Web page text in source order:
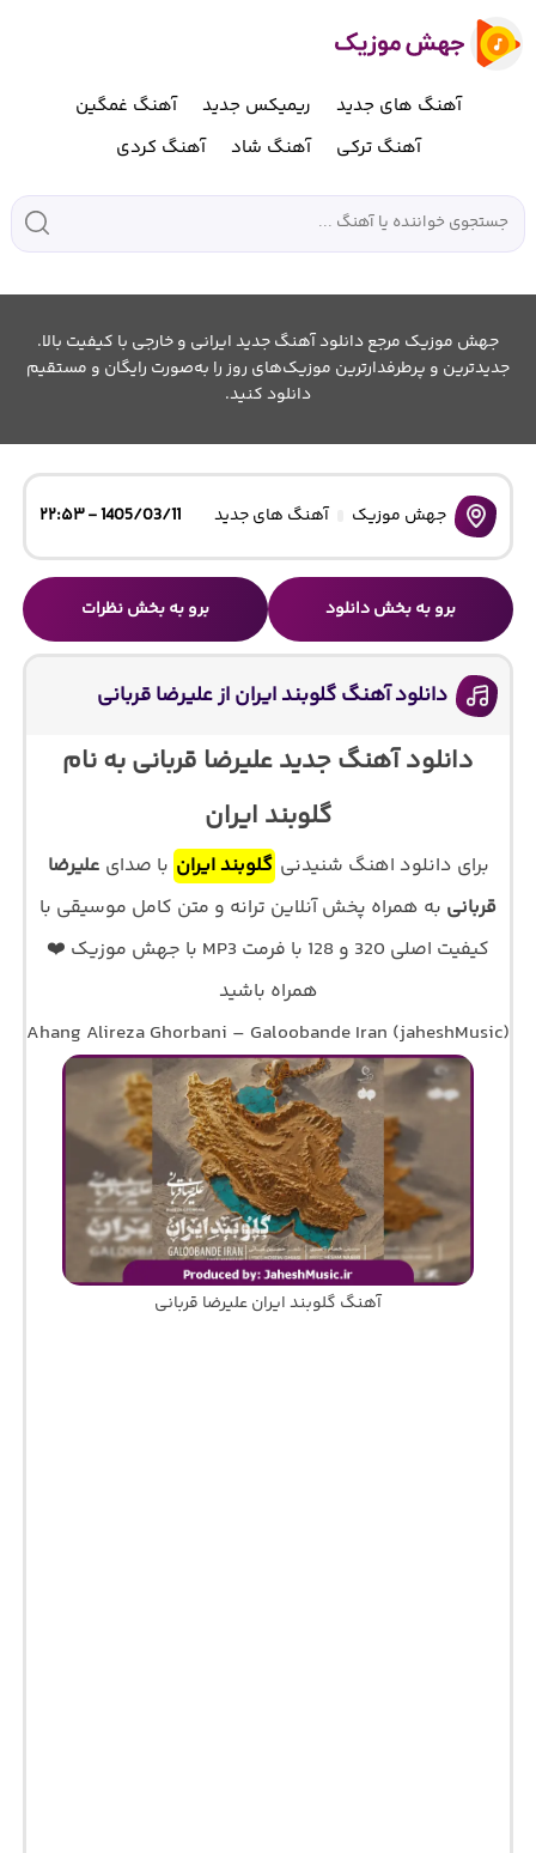
آهنگ های جدید ریمیکس جدید
آهنگ غمگین
آهنگ ترکی
آهنگ شاد آهنگ کردی
جهش موزیک مرجع دانلود آهنگ جدید ایرانی و خارجی با کیفیت بالا.
جدیدترین و پرطرفدارترین موزیک‌های روز را به‌صورت رایگان و مستقیم
دانلود کنید.
جهش موزیک آهنگ های جدید 1405/03/11 - ۲۲:۵۳
برو به بخش دانلود برو به بخش نظرات
دانلود آهنگ گلوبند ایران از علیرضا قربانی
دانلود آهنگ جدید علیرضا قربانی به نام
گلوبند ایران
برای دانلود اهنگ شنیدنی گلوبند ایران با صدای علیرضا
قربانی به همراه پخش آنلاین ترانه و متن کامل موسیقی با
کیفیت اصلی 320 و 128 با فرمت MP3 با جهش موزیک ❤️
همراه باشید
Ahang Alireza Ghorbani – Galoobande Iran (jaheshMusic)
آهنگ گلوبند ایران علیرضا قربانی